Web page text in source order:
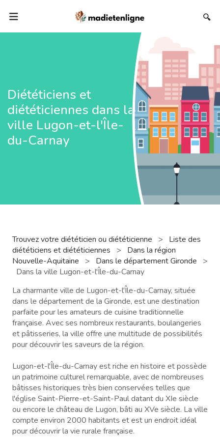
🔍
Diététiciens et
diététiciennes dans la
ville Lugon-et-l'Île-
du-Carnay
Trouvez votre diététicien ou diététicienne >
Liste des
diététiciens et diététiciennes
>
Dans la région
Nouvelle-Aquitaine
> Dans le département Gironde
>
Dans la ville Lugon-et-l'Île-du-Carnay
La charmante ville de Lugon-et-l'Île-du-Carnay, située
dans le département de la Gironde, est une destination
parfaite pour les amateurs de cuisine traditionnelle
française. Avec ses nombreux restaurants, boulangeries
et pâtisseries, la ville offre une multitude de possibilités
pour découvrir les saveurs de la région.
Lugon-et-l'Île-du-Carnay est riche en histoire et possède
un patrimoine culturel remarquable, avec de nombreuses
bâtisses historiques très bien conservées telles que
l'église Saint-Pierre-et-Saint-Paul datant du XIe siècle
ou encore le château de Lugon, bâti au XVe siècle. La ville
compte environ 2000 habitants et est un endroit idéal
pour découvrir la vie rurale française.